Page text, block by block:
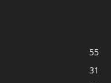
55
31